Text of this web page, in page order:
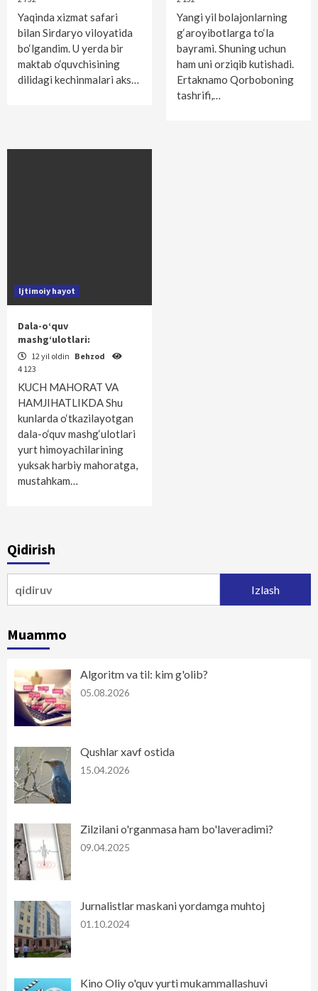
Yaqinda xizmat safari
bilan Sirdaryo viloyatida
bo‘lgandim. U yerda bir
maktab o‘quvchisining
dilidagi kechinmalari aks…
Yangi yil bolajonlarning
g‘aroyibotlarga to‘la
bayrami. Shuning uchun
ham uni orziqib kutishadi.
Ertaknamo Qorboboning
tashrifi,…
Ijtimoiy hayot
Dala-o‘quv
mashg‘ulotlari:
12 yil oldin Behzod
4 123
KUCH MAHORAT VA
HAMJIHATLIKDA Shu
kunlarda o‘tkazilayotgan
dala-o‘quv mashg‘ulotlari
yurt himoyachilarining
yuksak harbiy mahoratga,
mustahkam…
Qidirish
Muammo
Algoritm va til: kim g'olib?
05.08.2026
Qushlar xavf ostida
15.04.2026
Zilzilani o'rganmasa ham bo'laveradimi?
09.04.2025
Jurnalistlar maskani yordamga muhtoj
01.10.2024
Kino Oliy o'quv yurti mukammallashuvi